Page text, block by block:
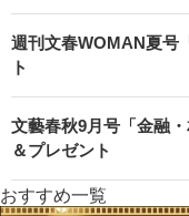
週刊文春WOMAN夏号
ト
文藝春秋9月号「金融
＆プレゼント
おすすめ一覧